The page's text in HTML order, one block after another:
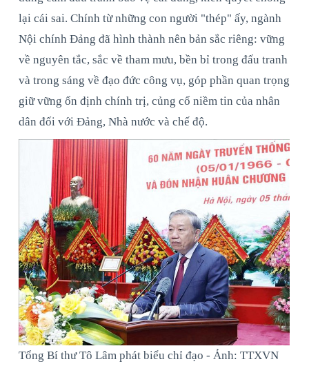
lại cái sai. Chính từ những con người "thép" ấy, ngành
Nội chính Đảng đã hình thành nên bản sắc riêng: vững
về nguyên tắc, sắc về tham mưu, bền bỉ trong đấu tranh
và trong sáng về đạo đức công vụ, góp phần quan trọng
giữ vững ổn định chính trị, củng cố niềm tin của nhân
dân đối với Đảng, Nhà nước và chế độ.
Tổng Bí thư Tô Lâm phát biểu chỉ đạo - Ảnh: TTXVN